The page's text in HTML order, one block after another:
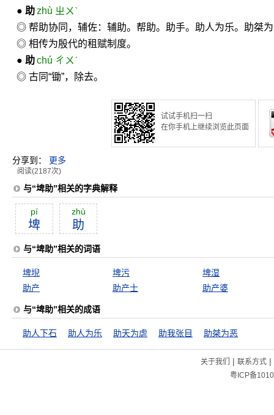
● 助zhù ㄓㄨˋ
◎ 帮助协同，辅佐：辅助。帮助。助手。助人为乐。助桀
◎ 相传为殷代的租赋制度。
● 助chú ㄔㄨˊ
◎ 古同“锄”，除去。
试试手机扫一扫
在你手机上继续浏览此页面
分享到： 更多
阅读(2187次)
与“埤助”相关的字典解释
pí
埤
zhù
助
与“埤助”相关的词语
埤堄 埤污
埤湿
助产
助产士 助产婆
与“埤助”相关的成语
助人下石 助人为乐 助天为虐 助我张目 助桀为恶
关于我们 | 联系方式|
粤ICP备